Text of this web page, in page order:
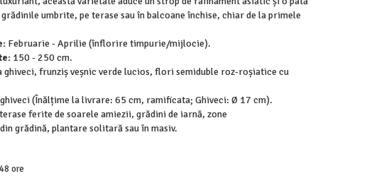
umbrite, pe terase sau în balcoane închise, chiar de la primele
Februarie - Aprilie (înflorire timpurie/mijlocie).
150 - 250 cm.
ghiveci, frunziș veșnic verde lucios, flori semiduble roz-roșiatice cu
(Înălțime la livrare: 65 cm, ramificata; Ghiveci: Ø 17 cm).
ferite de soarele amiezii, grădini de iarnă, zone
grădină, plantare solitară sau în masiv.
ore